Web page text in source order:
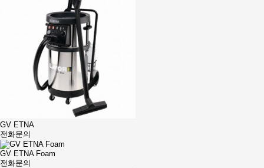
GV ETNA
전화문의
GV ETNA Foam
전화문의